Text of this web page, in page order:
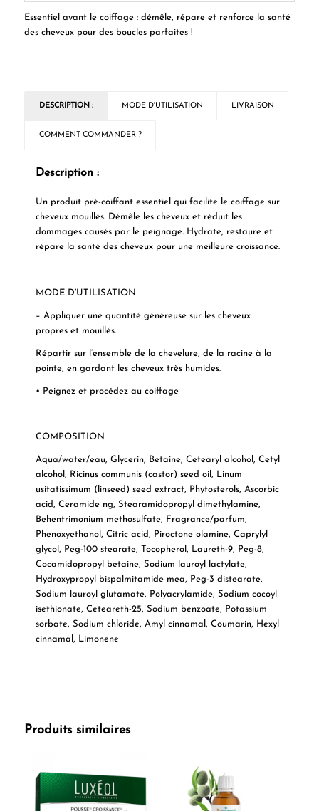
Essentiel avant le coiffage : démêle, répare et renforce la santé
des cheveux pour des boucles parfaites !
DESCRIPTION : MODE D'UTILISATION LIVRAISON
COMMENT COMMANDER ?
Description :
Un produit pré-coiffant essentiel qui facilite le coiffage sur
cheveux mouillés. Démêle les cheveux et réduit les
dommages causés par le peignage. Hydrate, restaure et
répare la santé des cheveux pour une meilleure croissance.
MODE D’UTILISATION
– Appliquer une quantité généreuse sur les cheveux
propres et mouillés.
Répartir sur l’ensemble de la chevelure, de la racine à la
pointe, en gardant les cheveux très humides.
• Peignez et procédez au coiffage
COMPOSITION
Aqua/water/eau, Glycerin, Betaine, Cetearyl alcohol , Cetyl
alcohol , Ricinus communis (castor) seed oil , Linum
usitatissimum (linseed) seed extract, Phytosterols, Ascorbic
acid, Ceramide ng, Stearamidopropyl dimethylamine,
Behentrimonium methosulfate, Fragrance/parfum,
Phenoxyethanol , Citric acid, Piroctone olamine, Caprylyl
glycol , Peg-100 stearate, Tocopherol , Laureth-9, Peg-8,
Cocamidopropyl betaine, Sodium lauroyl lactylate,
Hydroxypropyl bispalmitamide mea, Peg-3 distearate,
Sodium lauroyl glutamate, Polyacrylamide, Sodium cocoyl
isethionate, Ceteareth-25, Sodium benzoate, Potassium
sorbate, Sodium chloride, Amyl cinnamal , Coumarin, Hexyl
cinnamal , Limonene
Produits similaires